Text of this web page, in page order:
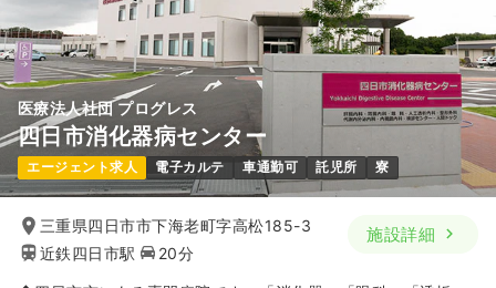
医療法人社団 プログレス
四日市消化器病センター
エージェント求人 電子カルテ 車通勤可 託児所 寮
三重県四日市市下海老町字高松185-3
近鉄四日市駅
20分
施設詳細